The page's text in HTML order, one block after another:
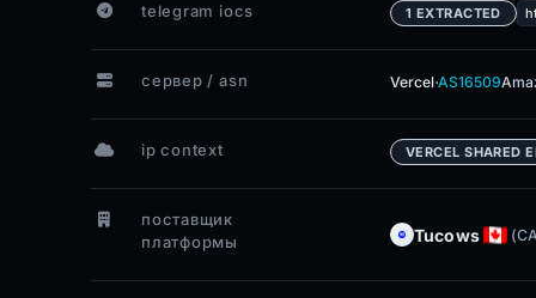
telegram iocs 1 EXTRACTED
сервер / asn Vercel·AS16509
ip context VERCEL SHARED
поставщик
платформы
Tucows